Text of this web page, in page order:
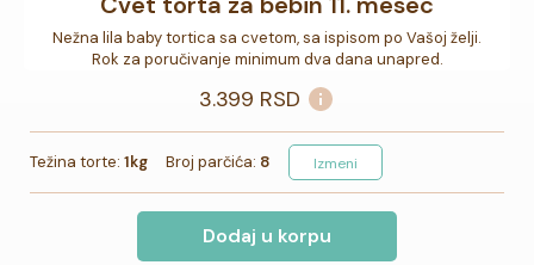
Nežna lila baby tortica sa cvetom, sa ispisom po Vašoj želji.
Rok za poručivanje minimum dva dana unapred.
3.399 RSD
Težina torte: 1kg Broj parčića: 8 Izmeni
Dodaj u korpu